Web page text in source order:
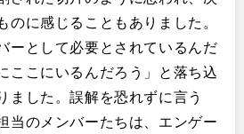
のに感じることもありました。
ーとして必要とされているんだ
ここにいるんだろう」と落ち込
ました。誤解を恐れずに言う
当のメンバーたちは、エンゲー